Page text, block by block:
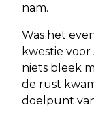
nam.
Was het
kwestie voor
niets bleek
de rust
doelpunt